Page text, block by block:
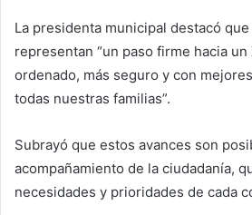
La presidenta municipal destacó
representan “un paso firme hacia un
ordenado, más seguro y con
todas nuestras familias”.
Subrayó que estos avances son
acompañamiento de la ciudadanía,
necesidades y prioridades de cada